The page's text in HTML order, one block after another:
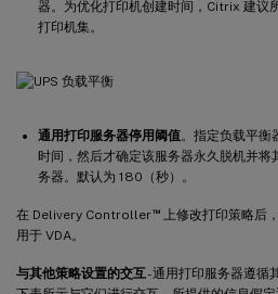
器。为优化打印机创建时间，Citrix 建议
打印机集。
通用打印服务器停用阈值。指定负载平衡
时间，然后才确定该服务器永久脱机并将
务器。默认为 180（秒）。
在 Delivery Controller™上修改打印策略后
用于 VDA。
与其他策略设置的交互- 通用打印服务器遵循